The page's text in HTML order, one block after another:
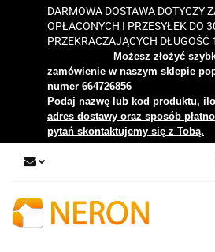
DARMOWA DOSTAWA DOTYCZY
OPŁACONYCH I PRZESYŁEK DO
PRZEKRACZAJĄCYCH DŁUGOŚĆ
Możesz złożyć
zamówienie w naszym sklepie
numer 664726856
Podaj nazwę lub kod produktu,
adres dostawy oraz sposób
pytań skontaktujemy się z Tobą.